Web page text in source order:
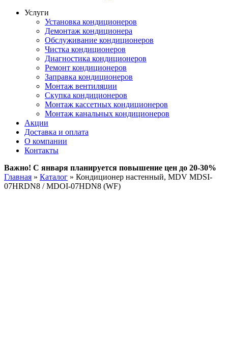
Услуги
Установка кондиционеров
Демонтаж кондиционера
Обслуживание кондиционеров
Чистка кондиционеров
Диагностика кондиционеров
Ремонт кондиционеров
Заправка кондиционеров
Монтаж вентиляции
Скупка кондиционеров
Монтаж кассетных кондиционеров
Монтаж канальных кондиционеров
Акции
Доставка и оплата
О компании
Контакты
Важно! С января планируется повышение цен до 20-30%
Главная » Каталог » Кондиционер настенный, MDV MDSI-
07HRDN8 / MDOI-07HDN8 (WF)